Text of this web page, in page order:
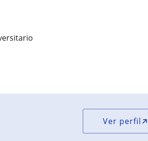
Ver perfil